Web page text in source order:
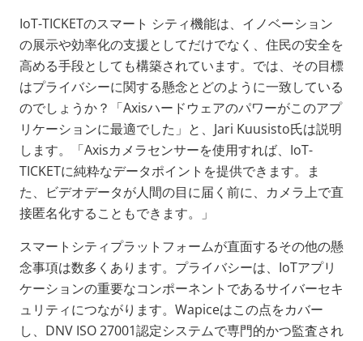
IoT-TICKETのスマート シティ機能は、イノベーション
の展示や効率化の支援としてだけでなく、住民の安全を
高める手段としても構築されています。では、その目標
はプライバシーに関する懸念とどのように一致している
のでしょうか？「Axisハードウェアのパワーがこのアプ
リケーションに最適でした」と、Jari Kuusisto氏は説明
します。「Axisカメラセンサーを使用すれば、IoT-
TICKETに純粋なデータポイントを提供できます。ま
た、ビデオデータが人間の目に届く前に、カメラ上で直
接匿名化することもできます。」
スマートシティプラットフォームが直面するその他の懸
念事項は数多くあります。プライバシーは、IoTアプリ
ケーションの重要なコンポーネントであるサイバーセキ
ュリティにつながります。Wapiceはこの点をカバー
し、DNV ISO 27001認定システムで専門的かつ監査され